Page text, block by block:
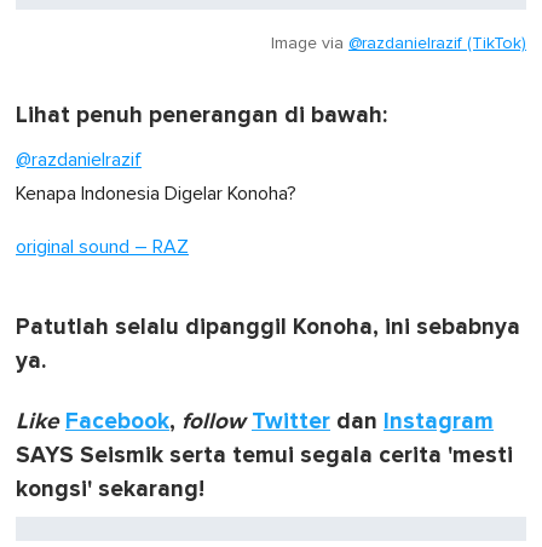
Image via @razdanielrazif (TikTok)
Lihat penuh penerangan di bawah:
@razdanielrazif
Kenapa Indonesia Digelar Konoha?
original sound – RAZ
Patutlah selalu dipanggil Konoha, ini sebabnya
ya.
Like Facebook, follow Twitter dan Instagram
SAYS Seismik serta temui segala cerita 'mesti
kongsi' sekarang!